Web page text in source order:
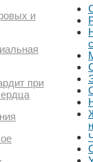
и
при